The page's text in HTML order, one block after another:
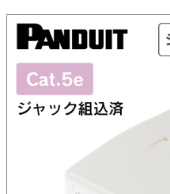
HDMIケーブル・周辺機器／
電話線／コネクタ／アダプタ
光ファイバー・融着接続機関連
LANケーブル・コネクタ・関
ネットワーク機器
エアコン・換気扇・空調資材
LAN配線工事
EV充電設備工事